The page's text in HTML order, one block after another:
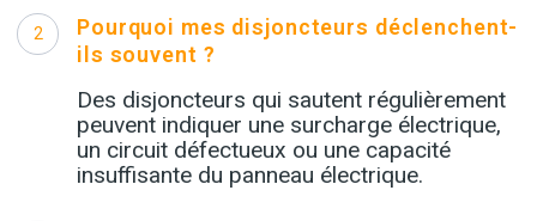
2
Pourquoi mes disjoncteurs déclenchent-
ils souvent ?
Des disjoncteurs qui sautent régulièrement
peuvent indiquer une surcharge électrique,
un circuit défectueux ou une capacité
insuffisante du panneau électrique.